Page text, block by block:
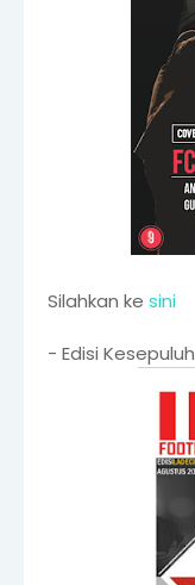
Silahkan ke sini
- Edisi Kesepuluh